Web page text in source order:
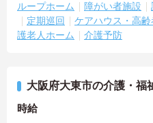
ループホーム
障がい者施設
定期巡回
ケアハウス・高
護老人ホーム
介護予防
大阪府大東市の介護・福
時給